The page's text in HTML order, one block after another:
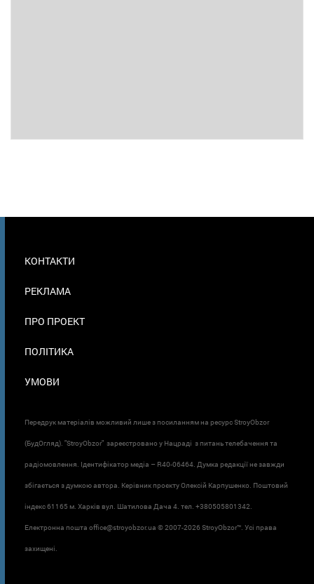
В
КОНТАКТИ
РЕКЛАМА
ПРО ПРОЕКТ
ПОЛІТИКА
УМОВИ
Передрук матеріалів можливий лише з посиланням на ресурс StroyObzor
(БудОгляд). "StroyObzor" зареєстровано у Нацраді з питань телебачення та
радіомовлення. Ідентифікатор медіа – R40-06464. Думка редакції не завжди
збігається з думкою автора. Керівник проєкту Олексій Карпушенко. Поштовий
індекс 61165 м. Харків вул. Шатилова Дача 4. тел. +380505801342.
Електронна пошта office@stroyobzor.ua © 2007-2026 StroyObzor™. Усі права
захищені.